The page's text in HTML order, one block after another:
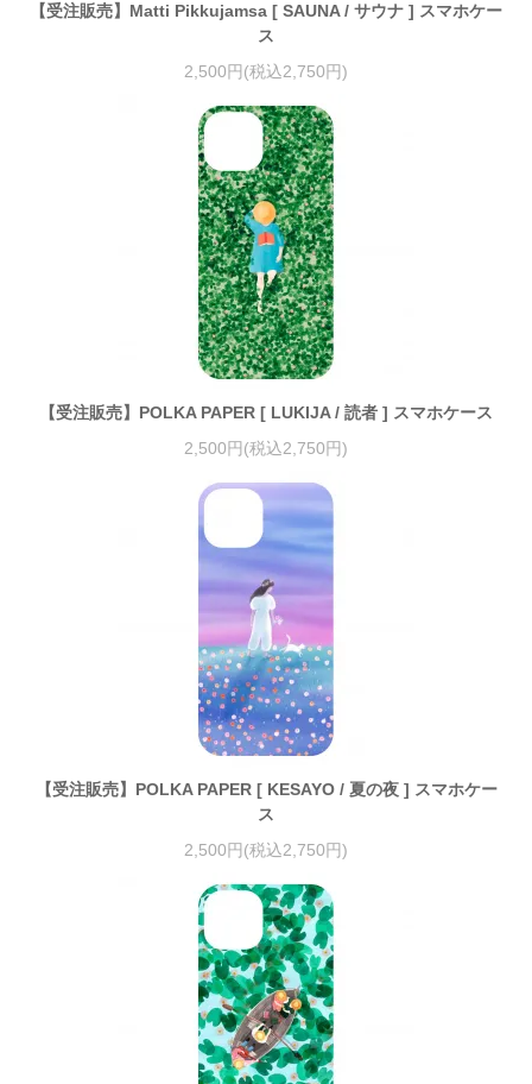
【受注販売】Matti Pikkujamsa [ SAUNA / サウナ ] スマホケー
ス
2,500円(税込2,750円)
【受注販売】POLKA PAPER [ LUKIJA / 読者 ] スマホケース
2,500円(税込2,750円)
【受注販売】POLKA PAPER [ KESAYO / 夏の夜 ] スマホケー
ス
2,500円(税込2,750円)